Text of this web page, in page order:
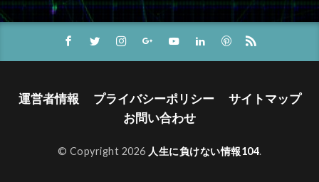
運営者情報 プライバシーポリシー
サイトマップ
お問い合わせ
© Copyright 2026 人生に負けない情報104.